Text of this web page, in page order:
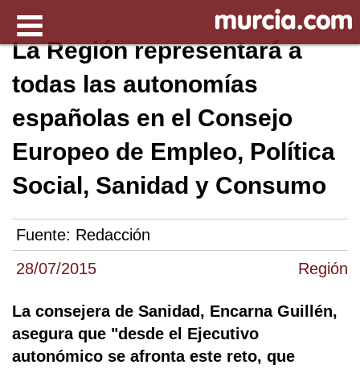
28/07/2015 Región
La Región representará a
todas las autonomías
españolas en el Consejo
Europeo de Empleo, Política
Social, Sanidad y Consumo
Fuente: Redacción
La consejera de Sanidad, Encarna Guillén,
asegura que "desde el Ejecutivo
autonómico se afronta este reto, que